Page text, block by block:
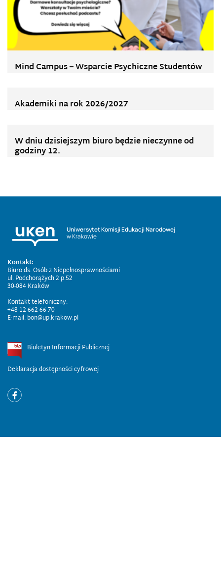
Mind Campus – Wsparcie Psychiczne Studentów
Akademiki na rok 2026/2027
W dniu dzisiejszym biuro będzie nieczynne od
godziny 12.
Uniwersytet Komisji Edukacji Narodowej
w Krakowie
Kontakt:
Biuro ds. Osób z Niepełnosprawnościami
ul. Podchorążych 2 p.52
30-084 Kraków
Kontakt telefoniczny:
+48 12 662 66 70
E-mail: bon@up.krakow.pl
Biuletyn Informacji Publicznej
Deklaracja dostępności cyfrowej